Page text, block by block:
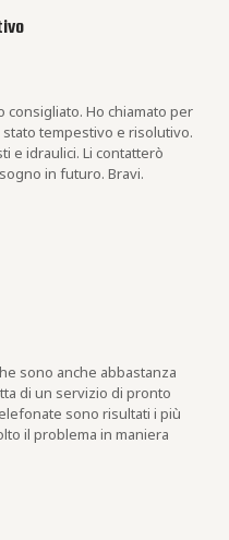
Ho chiamato per
tempestivo e risolutivo.
e idraulici. Li contatterò
in futuro. Bravi.
sono anche abbastanza
di un servizio di pronto
sono risultati i più
il problema in maniera